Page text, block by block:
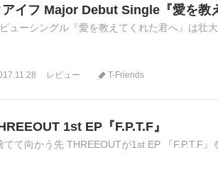
アイフ Major Debut Single『愛を教
ューシングル『愛を教えてくれた君へ』は壮
レビュー T-Friends
1st EP『F.P.T.F』
て向かう先 THREEOUTが1st EP 『F.P.T.F